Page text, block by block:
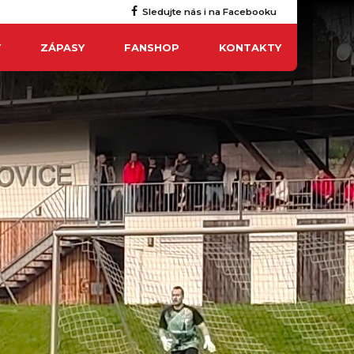
Sledujte nás i na Facebooku
ZÁPASY FANSHOP KONTAKTY